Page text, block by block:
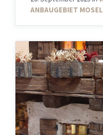
ANBAUGEBIET MOSEL